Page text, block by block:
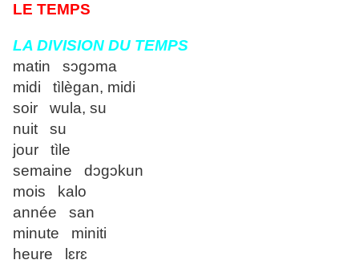
LE TEMPS
LA DIVISION DU TEMPS
matin sɔgɔma
midi tìlègan, midi
soir wula, su
nuit su
jour tìle
semaine dɔgɔkun
mois kalo
année san
minute miniti
heure lɛrɛ